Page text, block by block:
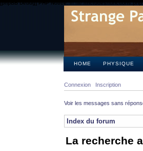
[phpBB Debug] PHP Notice: in file/includes/functions.php
HOME PHYSIQUE
Connexion Inscription
Voir les messages sans
Index du forum
La recherche